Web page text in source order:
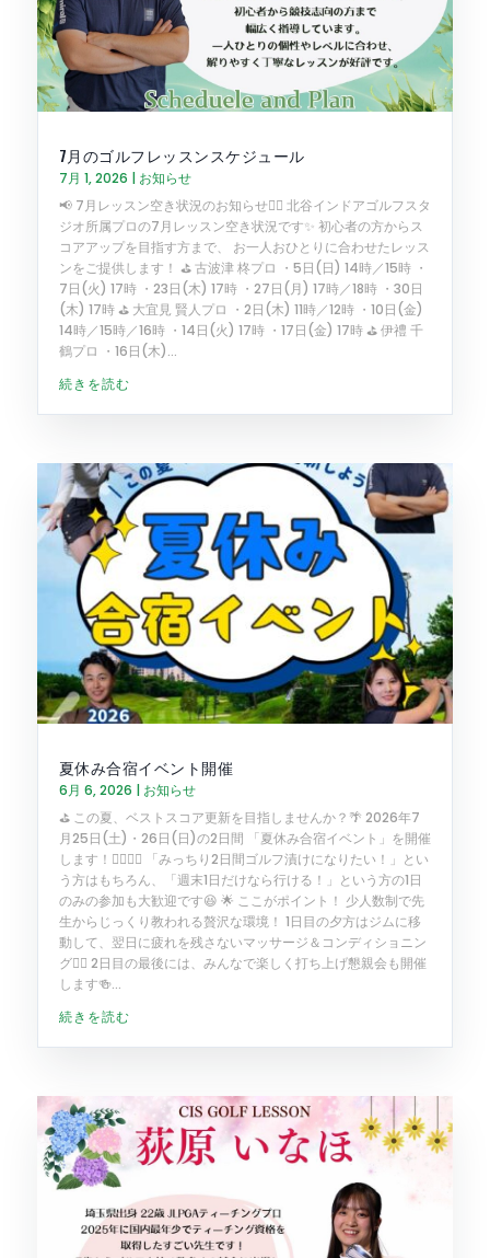
7月のゴルフレッスンスケジュール
7月 1, 2026 | お知らせ
📢 7月レッスン空き状況のお知らせ🏌️‍♂️ 北谷インドアゴルフスタ
ジオ所属プロの7月レッスン空き状況です✨ 初心者の方からス
コアアップを目指す方まで、 お一人おひとりに合わせたレッス
ンをご提供します！ ⛳️ 古波津 柊プロ ・5日(日) 14時／15時 ・
7日(火) 17時 ・23日(木) 17時 ・27日(月) 17時／18時 ・30日
(木) 17時 ⛳️ 大宜見 賢人プロ ・2日(木) 11時／12時 ・10日(金)
14時／15時／16時 ・14日(火) 17時 ・17日(金) 17時 ⛳️ 伊禮 千
鶴プロ ・16日(木)...
続きを読む
夏休み合宿イベント開催
6月 6, 2026 | お知らせ
⛳️ この夏、ベストスコア更新を目指しませんか？🌴 2026年7
月25日(土)・26日(日)の2日間 「夏休み合宿イベント」を開催
します！🏌️‍♂️🏌️‍♀️ 「みっちり2日間ゴルフ漬けになりたい！」とい
う方はもちろん、「週末1日だけなら行ける！」という方の1日
のみの参加も大歓迎です😆 🌟 ここがポイント！ 少人数制で先
生からじっくり教われる贅沢な環境！ 1日目の夕方はジムに移
動して、翌日に疲れを残さないマッサージ＆コンディショニン
グ💆‍♀️ 2日目の最後には、みんなで楽しく打ち上げ懇親会も開催
します🍻...
続きを読む